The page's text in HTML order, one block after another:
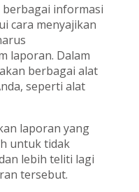
informasi
cara menyajikan
laporan. Dalam
berbagai alat
seperti alat
laporan yang
untuk tidak
lebih teliti lagi
tersebut.